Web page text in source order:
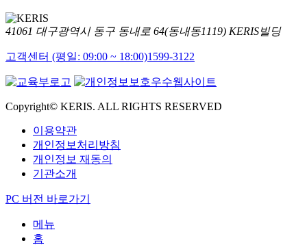
41061 대구광역시 동구 동내로 64(동내동1119) KERIS빌딩
고객센터 (평일: 09:00 ~ 18:00)1599-3122
Copyright© KERIS. ALL RIGHTS RESERVED
이용약관
개인정보처리방침
개인정보 재동의
기관소개
PC 버전 바로가기
메뉴
홈